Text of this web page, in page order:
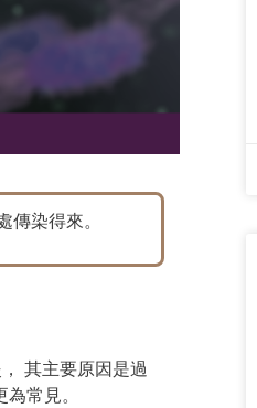
染得來。
其主要原因是過
常見。